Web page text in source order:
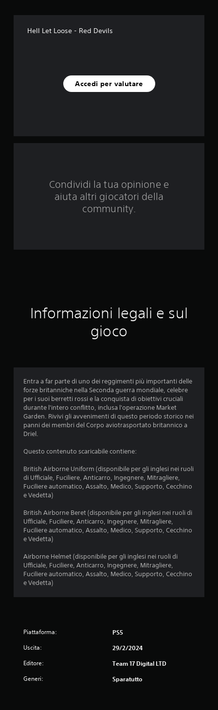
e
u
t
i
o
n
i
Hell Let Loose - Red Devils
Accedi per valutare
Condividi la tua opinione e
aiuta altri giocatori della
community.
Informazioni legali e sul
gioco
Entra a far parte di uno dei reggimenti più importanti delle
forze britanniche nella Seconda guerra mondiale, celebre
per i suoi berretti rossi e la conquista di obiettivi cruciali
durante l'intero conflitto, inclusa l'operazione Market
Garden. Rivivi gli avvenimenti di questo periodo storico nei
panni dei membri del Corpo aviotrasportato britannico a
Driel.
Questo contenuto scaricabile contiene:
British Airborne Uniform (disponibile per gli inglesi nei ruoli
di Ufficiale, Fuciliere, Anticarro, Ingegnere, Mitragliere,
Fuciliere automatico, Assalto, Medico, Supporto, Cecchino
e Vedetta)
British Airborne Beret (disponibile per gli inglesi nei ruoli di
Ufficiale, Fuciliere, Anticarro, Ingegnere, Mitragliere,
Fuciliere automatico, Assalto, Medico, Supporto, Cecchino
e Vedetta)
Airborne Helmet (disponibile per gli inglesi nei ruoli di
Ufficiale, Fuciliere, Anticarro, Ingegnere, Mitragliere,
Fuciliere automatico, Assalto, Medico, Supporto, Cecchino
e Vedetta)
Piattaforma: PS5
Uscita: 29/2/2024
Editore: Team 17 Digital LTD
Generi: Sparatutto